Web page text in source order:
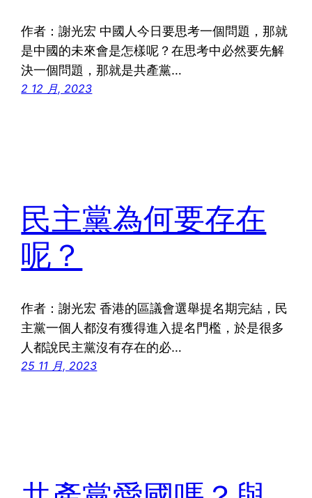
作者：謝光宏 中國人今日要思考一個問題，那就
是中國的未來會是怎樣呢？在思考中必然要先解
決一個問題，那就是共產黨…
2 12 月, 2023
民主黨為何要存在
呢？
作者：謝光宏 香港的區議會選舉提名期完結，民
主黨一個人都沒有獲得進入提名門檻，於是很多
人都說民主黨沒有存在的必…
25 11 月, 2023